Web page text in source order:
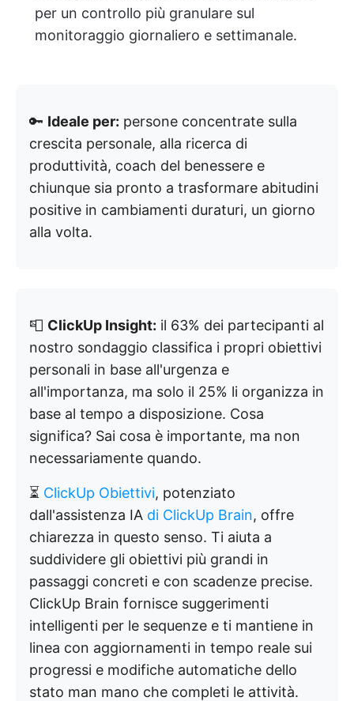
per un controllo più granulare sul
monitoraggio giornaliero e settimanale.
🔑 Ideale per: persone concentrate sulla
crescita personale, alla ricerca di
produttività, coach del benessere e
chiunque sia pronto a trasformare abitudini
positive in cambiamenti duraturi, un giorno
alla volta.
📮 ClickUp Insight: il 63% dei partecipanti al
nostro sondaggio classifica i propri obiettivi
personali in base all'urgenza e
all'importanza, ma solo il 25% li organizza in
base al tempo a disposizione. Cosa
significa? Sai cosa è importante, ma non
necessariamente quando.
⏳ ClickUp Obiettivi, potenziato
dall'assistenza IA di ClickUp Brain, offre
chiarezza in questo senso. Ti aiuta a
suddividere gli obiettivi più grandi in
passaggi concreti e con scadenze precise.
ClickUp Brain fornisce suggerimenti
intelligenti per le sequenze e ti mantiene in
linea con aggiornamenti in tempo reale sui
progressi e modifiche automatiche dello
stato man mano che completi le attività.